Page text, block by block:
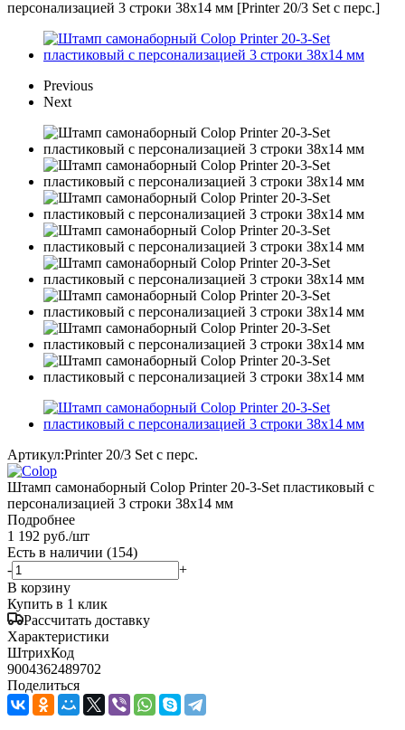
персонализацией 3 строки 38х14 мм [Printer 20/3 Set с перс.]
Previous
Next
Артикул:Printer 20/3 Set с перс.
Штамп самонаборный Colop Printer 20-3-Set пластиковый с
персонализацией 3 строки 38х14 мм
Подробнее
1 192 руб./шт
Есть в наличии (154)
-
+
В корзину
Купить в 1 клик
Рассчитать доставку
Характеристики
ШтрихКод
9004362489702
Поделиться